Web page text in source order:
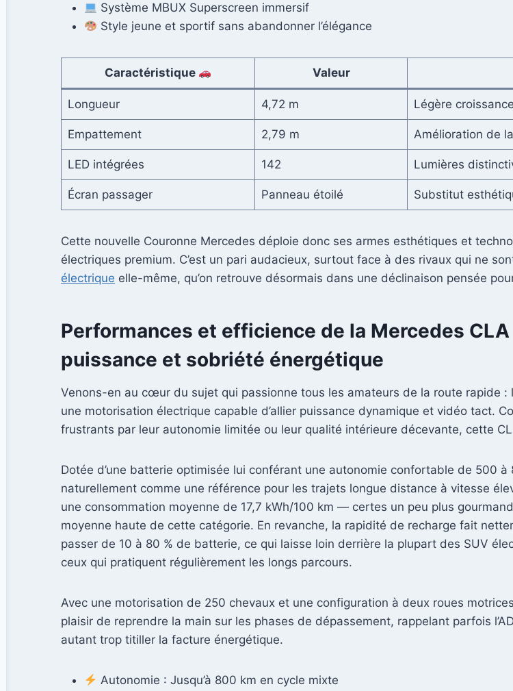
Système MBUX Superscreen immersif
Style jeune et sportif sans abandonner l’élégance
Caractéristique Valeur
Longueur 4,72 m Légère
Empattement 2,79 m Amélioration de
LED intégrées 142 Lumières
Écran passager Panneau étoilé Substitut
Cette nouvelle Couronne Mercedes déploie donc ses armes esthétiques et
électriques premium. C’est un pari audacieux, surtout face à des rivaux qui ne
électrique elle-même, qu’on retrouve désormais dans une déclinaison pensée
Performances et efficience de la Mercedes
puissance et sobriété énergétique
Venons-en au cœur du sujet qui passionne tous les amateurs de la route rapide
une motorisation électrique capable d’allier puissance dynamique et vidéo tact.
frustrants par leur autonomie limitée ou leur qualité intérieure décevante, cette
Dotée d’une batterie optimisée lui conférant une autonomie confortable de 500
naturellement comme une référence pour les trajets longue distance à vitesse
une consommation moyenne de 17,7 kWh/100 km — certes un peu plus
moyenne haute de cette catégorie. En revanche, la rapidité de recharge fait
passer de 10 à 80 % de batterie, ce qui laisse loin derrière la plupart des SUV
ceux qui pratiquent régulièrement les longs parcours.
Avec une motorisation de 250 chevaux et une configuration à deux roues
plaisir de reprendre la main sur les phases de dépassement, rappelant parfois
autant trop titiller la facture énergétique.
Autonomie : Jusqu’à 800 km en cycle mixte